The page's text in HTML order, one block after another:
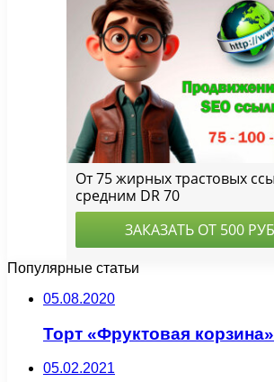
Популярные статьи
05.08.2020
Торт «Фруктовая корзина»
05.02.2021